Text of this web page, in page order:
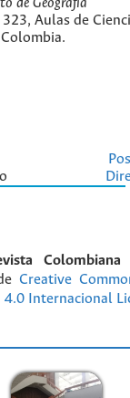
de Geografía
Aulas de
Colombiana
Creative
4.0 Internacional